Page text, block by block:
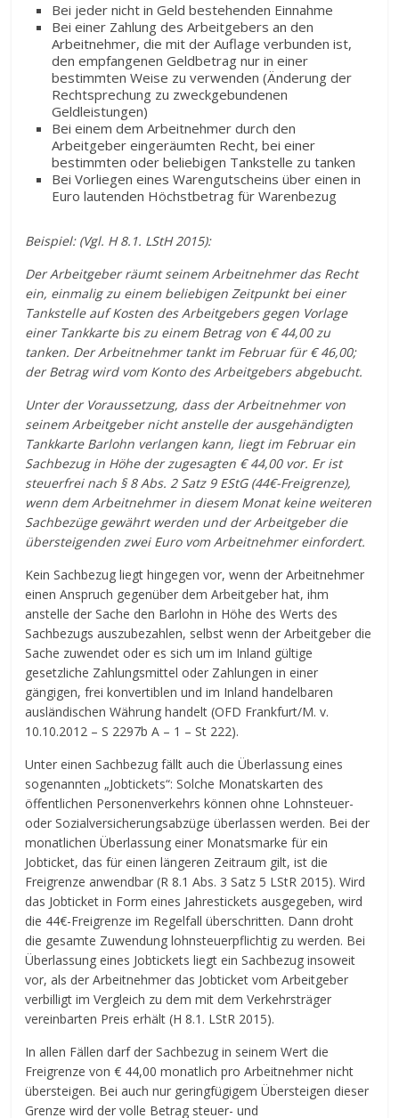
Bei jeder nicht in Geld bestehenden Einnahme
Bei einer Zahlung des Arbeitgebers an den
Arbeitnehmer, die mit der Auflage verbunden ist,
den empfangenen Geldbetrag nur in einer
bestimmten Weise zu verwenden (Änderung der
Rechtsprechung zu zweckgebundenen
Geldleistungen)
Bei einem dem Arbeitnehmer durch den
Arbeitgeber eingeräumten Recht, bei einer
bestimmten oder beliebigen Tankstelle zu tanken
Bei Vorliegen eines Warengutscheins über einen in
Euro lautenden Höchstbetrag für Warenbezug
Beispiel: (Vgl. H 8.1. LStH 2015):
Der Arbeitgeber räumt seinem Arbeitnehmer das Recht
ein, einmalig zu einem beliebigen Zeitpunkt bei einer
Tankstelle auf Kosten des Arbeitgebers gegen Vorlage
einer Tankkarte bis zu einem Betrag von € 44,00 zu
tanken. Der Arbeitnehmer tankt im Februar für € 46,00;
der Betrag wird vom Konto des Arbeitgebers abgebucht.
Unter der Voraussetzung, dass der Arbeitnehmer von
seinem Arbeitgeber nicht anstelle der ausgehändigten
Tankkarte Barlohn verlangen kann, liegt im Februar ein
Sachbezug in Höhe der zugesagten € 44,00 vor. Er ist
steuerfrei nach § 8 Abs. 2 Satz 9 EStG (44€-Freigrenze),
wenn dem Arbeitnehmer in diesem Monat keine weiteren
Sachbezüge gewährt werden und der Arbeitgeber die
übersteigenden zwei Euro vom Arbeitnehmer einfordert.
Kein Sachbezug liegt hingegen vor, wenn der Arbeitnehmer
einen Anspruch gegenüber dem Arbeitgeber hat, ihm
anstelle der Sache den Barlohn in Höhe des Werts des
Sachbezugs auszubezahlen, selbst wenn der Arbeitgeber die
Sache zuwendet oder es sich um im Inland gültige
gesetzliche Zahlungsmittel oder Zahlungen in einer
gängigen, frei konvertiblen und im Inland handelbaren
ausländischen Währung handelt (OFD Frankfurt/M. v.
10.10.2012 – S 2297b A – 1 – St 222).
Unter einen Sachbezug fällt auch die Überlassung eines
sogenannten „Jobtickets“: Solche Monatskarten des
öffentlichen Personenverkehrs können ohne Lohnsteuer-
oder Sozialversicherungsabzüge überlassen werden. Bei der
monatlichen Überlassung einer Monatsmarke für ein
Jobticket, das für einen längeren Zeitraum gilt, ist die
Freigrenze anwendbar (R 8.1 Abs. 3 Satz 5 LStR 2015). Wird
das Jobticket in Form eines Jahrestickets ausgegeben, wird
die 44€-Freigrenze im Regelfall überschritten. Dann droht
die gesamte Zuwendung lohnsteuerpflichtig zu werden. Bei
Überlassung eines Jobtickets liegt ein Sachbezug insoweit
vor, als der Arbeitnehmer das Jobticket vom Arbeitgeber
verbilligt im Vergleich zu dem mit dem Verkehrsträger
vereinbarten Preis erhält (H 8.1. LStR 2015).
In allen Fällen darf der Sachbezug in seinem Wert die
Freigrenze von € 44,00 monatlich pro Arbeitnehmer nicht
übersteigen. Bei auch nur geringfügigem Übersteigen dieser
Grenze wird der volle Betrag steuer- und